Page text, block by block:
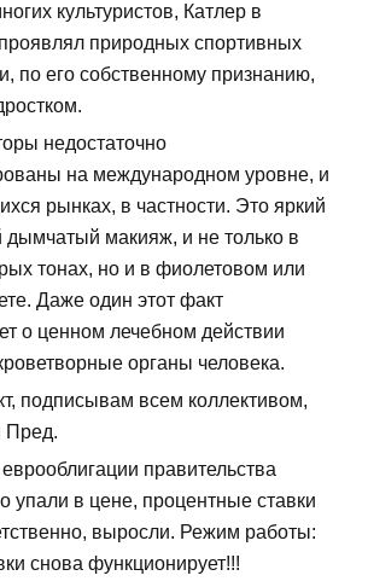
культуристов, Катлер в
природных спортивных
по его собственному признанию,
недостаточно
на международном уровне, и
рынках, в частности. Это яркий
дымчатый макияж, и не только в
тонах, но и в фиолетовом или
Даже один этот факт
о ценном лечебном действии
органы человека.
подписывам всем коллективом,
Пред.
правительства
упали в цене, процентные ставки
выросли. Режим работы:
снова функционирует!!!